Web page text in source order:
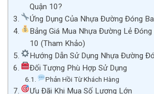
Quận 10?
Ứng Dụng Của Nhựa Đường Đóng
Bảng Giá Mua Nhựa Đường Lẻ Đóng
10 (Tham Khảo)
Hướng Dẫn Sử Dụng Nhựa Đường
Đối Tượng Phù Hợp Sử Dụng
Phản Hồi Từ Khách Hàng
Ưu Đãi Khi Mua Số Lượng Lớn